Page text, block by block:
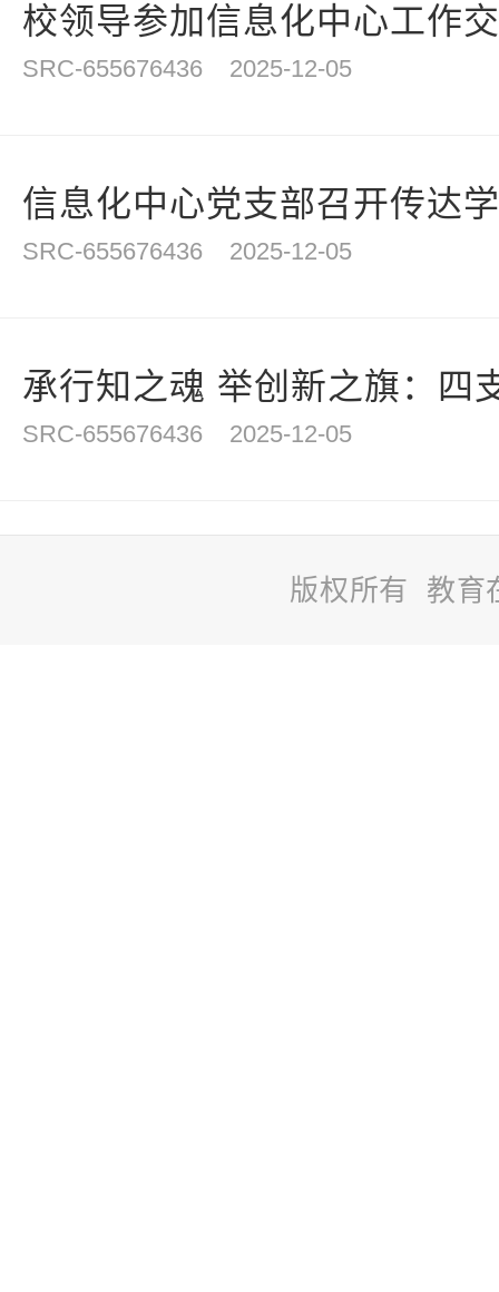
校领导参加信息化中心工作
SRC-655676436 2025-12-05
信息化中心党支部召开传达
SRC-655676436 2025-12-05
承行知之魂 举创新之旗：四
SRC-655676436 2025-12-05
版权所有 教育